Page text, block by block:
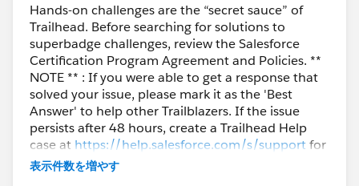
Hands-on challenges are the “secret sauce” of
Trailhead. Before searching for solutions to
superbadge challenges, review the Salesforce
Certification Program Agreement and Policies. **
NOTE ** : If you were able to get a response that
solved your issue, please mark it as the 'Best
Answer' to help other Trailblazers. If the issue
persists after 48 hours, create a Trailhead Help
case at https://help.salesforce.com/s/supportfor
further assistance.
表示件数を増やす